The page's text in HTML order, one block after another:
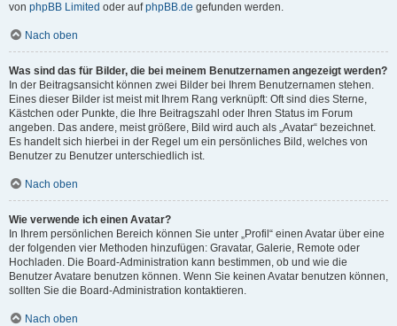
von phpBB Limited oder aufphpBB.de gefunden werden.
Nach oben
Was sind das für Bilder, die bei meinem Benutzernamen angezeigt werden?
In der Beitragsansicht können zwei Bilder bei Ihrem Benutzernamen stehen.
Eines dieser Bilder ist meist mit Ihrem Rang verknüpft: Oft sind dies Sterne,
Kästchen oder Punkte, die Ihre Beitragszahl oder Ihren Status im Forum
angeben. Das andere, meist größere, Bild wird auch als „Avatar“ bezeichnet.
Es handelt sich hierbei in der Regel um ein persönliches Bild, welches von
Benutzer zu Benutzer unterschiedlich ist.
Nach oben
Wie verwende ich einen Avatar?
In Ihrem persönlichen Bereich können Sie unter „Profil“ einen Avatar über eine
der folgenden vier Methoden hinzufügen: Gravatar, Galerie, Remote oder
Hochladen. Die Board-Administration kann bestimmen, ob und wie die
Benutzer Avatare benutzen können. Wenn Sie keinen Avatar benutzen können,
sollten Sie die Board-Administration kontaktieren.
Nach oben